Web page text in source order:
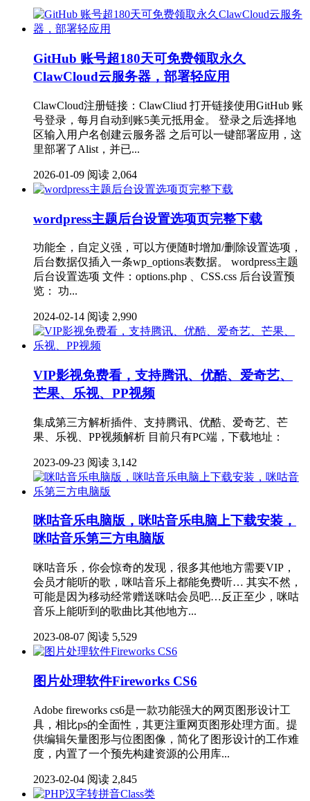
GitHub 账号超180天可免费领取永久
ClawCloud云服务器，部署轻应用
ClawCloud注册链接：ClawCliud 打开链接使用GitHub 账
号登录，每月自动到账5美元抵用金。 登录之后选择地
区输入用户名创建云服务器 之后可以一键部署应用，这
里部署了Alist，并已...
2026-01-09 阅读 2,064
wordpress主题后台设置选项页完整下载
功能全，自定义强，可以方便随时增加/删除设置选项，
后台数据仅插入一条wp_options表数据。 wordpress主题
后台设置选项 文件：options.php 、CSS.css 后台设置预
览： 功...
2024-02-14 阅读 2,990
VIP影视免费看，支持腾讯、优酷、爱奇艺、
芒果、乐视、PP视频
集成第三方解析插件、支持腾讯、优酷、爱奇艺、芒
果、乐视、PP视频解析 目前只有PC端，下载地址：
2023-09-23 阅读 3,142
咪咕音乐电脑版，咪咕音乐电脑上下载安装，
咪咕音乐第三方电脑版
咪咕音乐，你会惊奇的发现，很多其他地方需要VIP，
会员才能听的歌，咪咕音乐上都能免费听… 其实不然，
可能是因为移动经常赠送咪咕会员吧…反正至少，咪咕
音乐上能听到的歌曲比其他地方...
2023-08-07 阅读 5,529
图片处理软件Fireworks CS6
Adobe fireworks cs6是一款功能强大的网页图形设计工
具，相比ps的全面性，其更注重网页图形处理方面。提
供编辑矢量图形与位图图像，简化了图形设计的工作难
度，内置了一个预先构建资源的公用库...
2023-02-04 阅读 2,845